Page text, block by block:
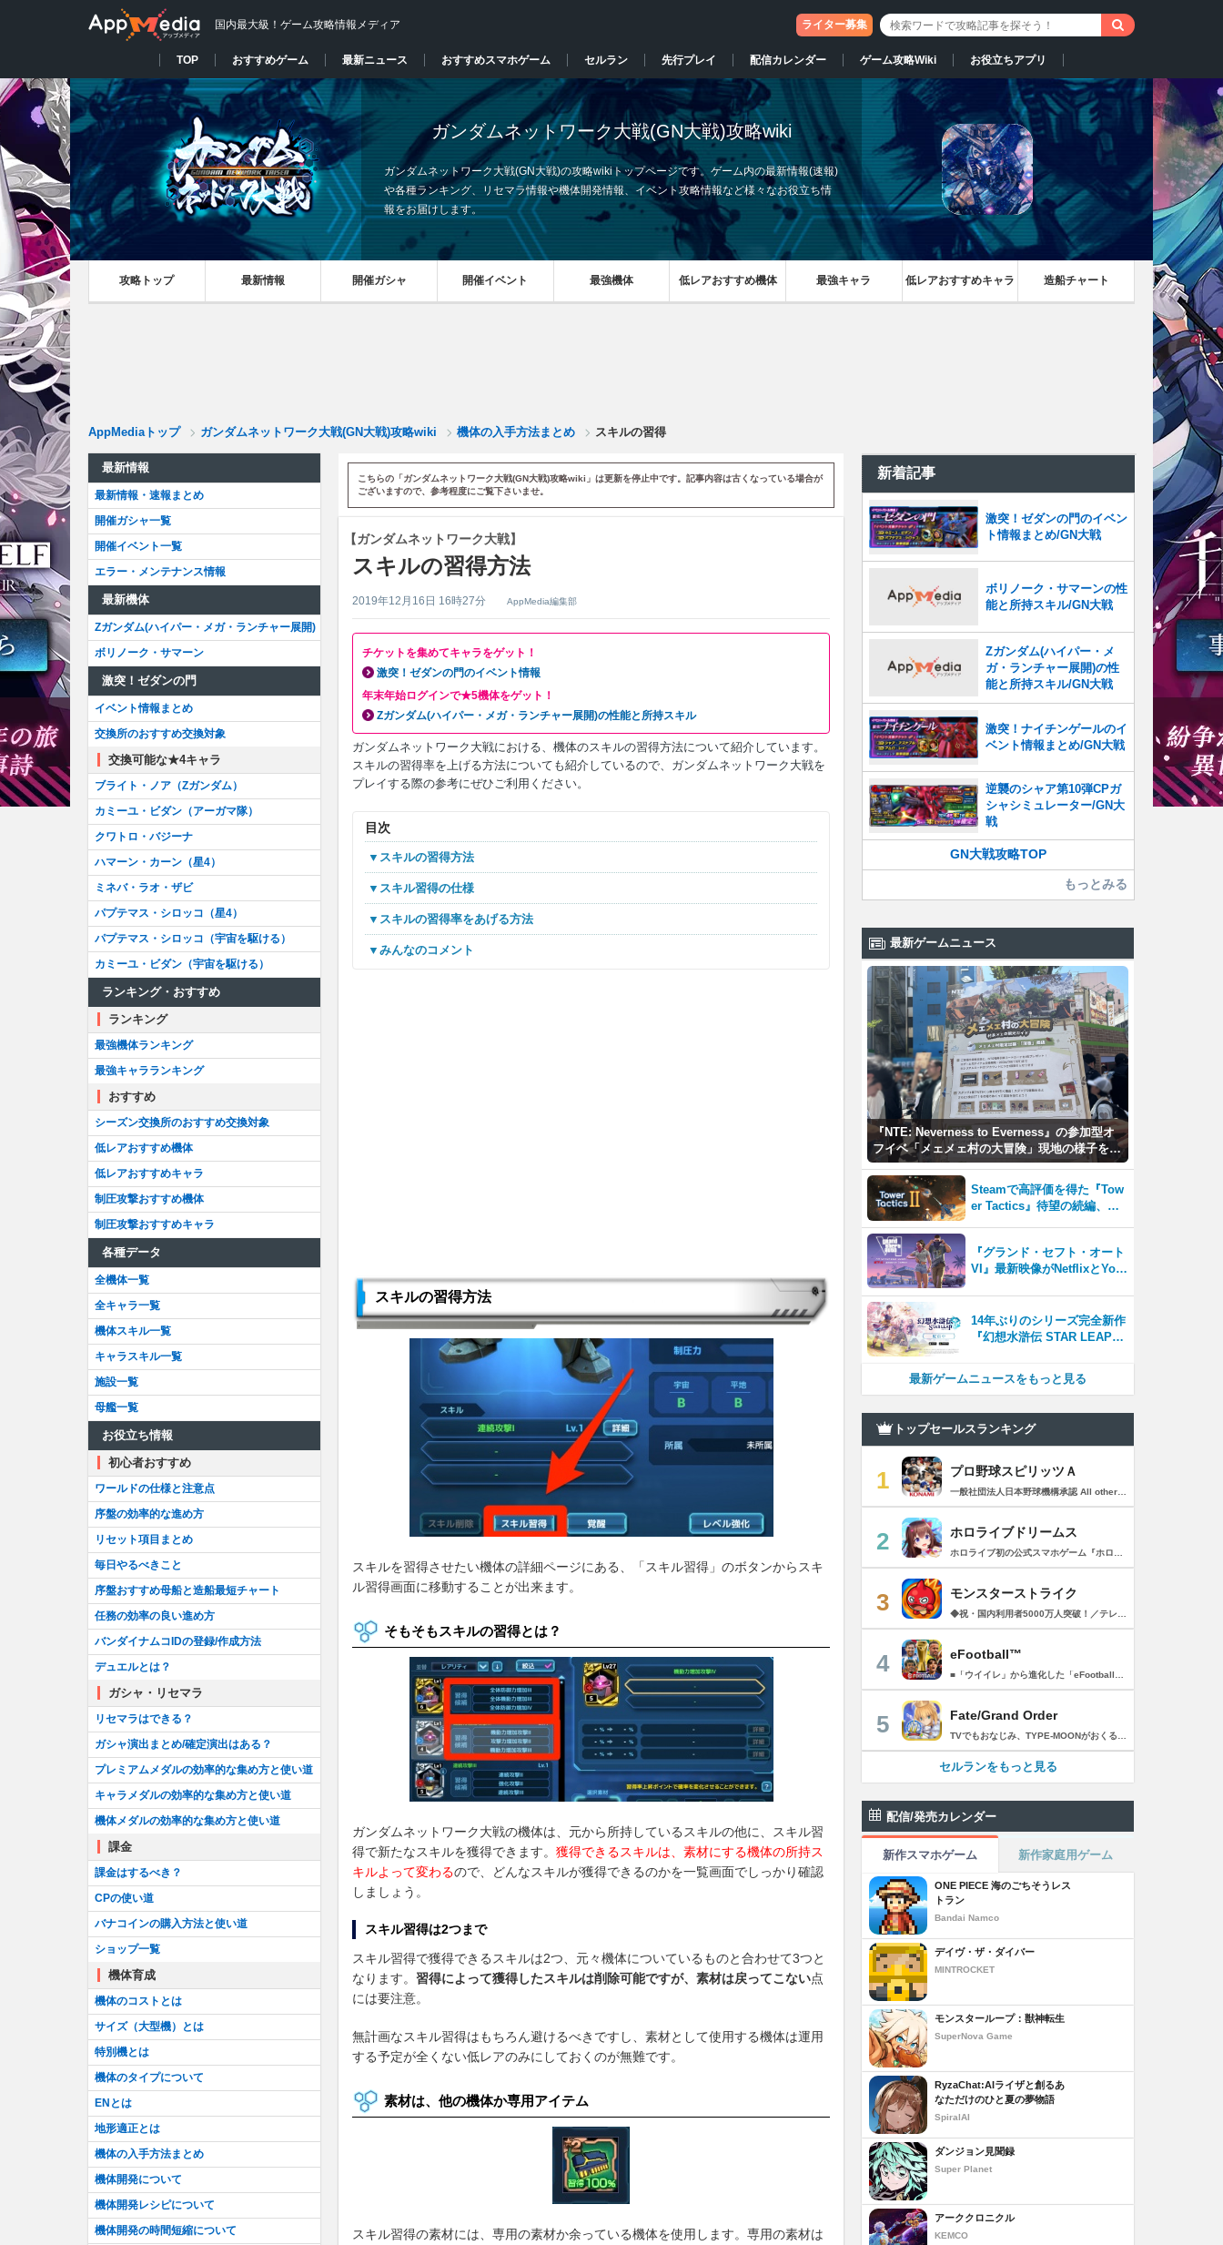
国内最大級！ゲーム攻略情報メディア ライター募集
TOP おすすめゲーム 最新ニュース おすすめスマホゲーム セルラン 先行プレイ 配信カレンダー ゲーム攻略Wiki お役立ちアプリ
ガンダムネットワーク大戦(GN大戦)攻略wiki
ガンダムネットワーク大戦(GN大戦)の攻略wikiトップページです。ゲーム内の最新情報(速報)
や各種ランキング、リセマラ情報や機体開発情報、イベント攻略情報など様々なお役立ち情
報をお届けします。
攻略トップ 最新情報 開催ガシャ 開催イベント 最強機体 低レアおすすめ機体 最強キャラ 低レアおすすめキャラ 造船チャート
AppMediaトップ ガンダムネットワーク大戦(GN大戦)攻略wiki 機体の入手方法まとめ スキルの習得
こちらの「ガンダムネットワーク大戦(GN大戦)攻略wiki」は更新を停止中です。記事内容は古くなっている場合が
ございますので、参考程度にご覧下さいませ。
【ガンダムネットワーク大戦】
スキルの習得方法
2019年12月16日 16時27分 AppMedia編集部
チケットを集めてキャラをゲット！
激突！ゼダンの門のイベント情報
年末年始ログインで★5機体をゲット！
Zガンダム(ハイパー・メガ・ランチャー展開)の性能と所持スキル
ガンダムネットワーク大戦における、機体のスキルの習得方法について紹介しています。
スキルの習得率を上げる方法についても紹介しているので、ガンダムネットワーク大戦を
プレイする際の参考にぜひご利用ください。
目次
▼スキルの習得方法
▼スキル習得の仕様
▼スキルの習得率をあげる方法
▼みんなのコメント
スキルの習得方法
スキルを習得させたい機体の詳細ページにある、「スキル習得」のボタンからスキ
ル習得画面に移動することが出来ます。
そもそもスキルの習得とは？
ガンダムネットワーク大戦の機体は、元から所持しているスキルの他に、スキル習
得で新たなスキルを獲得できます。 獲得できるスキルは、素材にする機体の所持ス
キルよって変わるので、どんなスキルが獲得できるのかを一覧画面でしっかり確認
しましょう。
スキル習得は2つまで
スキル習得で獲得できるスキルは2つ、元々機体についているものと合わせて3つと
なります。 習得によって獲得したスキルは削除可能ですが、素材は戻ってこない点
には要注意。
無計画なスキル習得はもちろん避けるべきですし、素材として使用する機体は運用
する予定が全くない低レアのみにしておくのが無難です。
素材は、他の機体か専用アイテム
スキル習得の素材には、専用の素材か余っている機体を使用します。専用の素材は
最新情報
最新情報・速報まとめ
開催ガシャ一覧
開催イベント一覧
エラー・メンテナンス情報
最新機体
Zガンダム(ハイパー・メガ・ランチャー展開)
ボリノーク・サマーン
激突！ゼダンの門
イベント情報まとめ
交換所のおすすめ交換対象
交換可能な★4キャラ
ブライト・ノア（Zガンダム）
カミーユ・ビダン（アーガマ隊）
クワトロ・バジーナ
ハマーン・カーン（星4）
ミネバ・ラオ・ザビ
パプテマス・シロッコ（星4）
パプテマス・シロッコ（宇宙を駆ける）
カミーユ・ビダン（宇宙を駆ける）
ランキング・おすすめ
ランキング
最強機体ランキング
最強キャラランキング
おすすめ
シーズン交換所のおすすめ交換対象
低レアおすすめ機体
低レアおすすめキャラ
制圧攻撃おすすめ機体
制圧攻撃おすすめキャラ
各種データ
全機体一覧
全キャラ一覧
機体スキル一覧
キャラスキル一覧
施設一覧
母艦一覧
お役立ち情報
初心者おすすめ
ワールドの仕様と注意点
序盤の効率的な進め方
リセット項目まとめ
毎日やるべきこと
序盤おすすめ母船と造船最短チャート
任務の効率の良い進め方
バンダイナムコIDの登録/作成方法
デュエルとは？
ガシャ・リセマラ
リセマラはできる？
ガシャ演出まとめ/確定演出はある？
プレミアムメダルの効率的な集め方と使い道
キャラメダルの効率的な集め方と使い道
機体メダルの効率的な集め方と使い道
課金
課金はするべき？
CPの使い道
バナコインの購入方法と使い道
ショップ一覧
機体育成
機体のコストとは
サイズ（大型機）とは
特別機とは
機体のタイプについて
ENとは
地形適正とは
機体の入手方法まとめ
機体開発について
機体開発レシピについて
機体開発の時間短縮について
新着記事
激突！ゼダンの門のイベン
ト情報まとめ/GN大戦
ボリノーク・サマーンの性
能と所持スキル/GN大戦
Zガンダム(ハイパー・メ
ガ・ランチャー展開)の性
能と所持スキル/GN大戦
激突！ナイチンゲールのイ
ベント情報まとめ/GN大戦
逆襲のシャア第10弾CPガ
シャシミュレーター/GN大
戦
GN大戦攻略TOP
もっとみる
最新ゲームニュース
『NTE: Neverness to Everness』の参加型オ
フイベ「メェメェ村の大冒険」現地の様子をレ
ポ！ミニゲームやコスプレイヤー撮影など盛り
だくさん！
Steamで高評価を得た『Tow
er Tactics』待望の続編、『T
『グランド・セフト・オート
VI』最新映像がNetflixとYou
14年ぶりのシリーズ完全新作
『幻想水滸伝 STAR LEAP』
最新ゲームニュースをもっと見る
トップセールスランキング
1 プロ野球スピリッツＡ
2 ホロライブドリームス
3 モンスターストライク
4 eFootball™
5 Fate/Grand Order
セルランをもっと見る
配信/発売カレンダー
新作スマホゲーム 新作家庭用ゲーム
ONE PIECE 海のごちそうレス
トラン
Bandai Namco
デイヴ・ザ・ダイバー
MINTROCKET
モンスターループ：獣神転生
SuperNova Game
RyzaChat:AIライザと創るあ
なただけのひと夏の夢物語
SpiralAI
ダンジョン見聞録
Super Planet
アーククロニクル
KEMCO